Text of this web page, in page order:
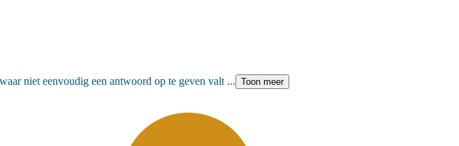
niet eenvoudig een antwoord op te geven valt ... Toon meer